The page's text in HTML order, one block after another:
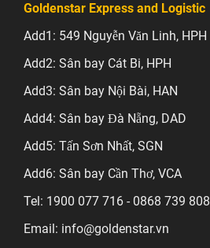
Goldenstar Express and Logistic
Add1: 549 Nguyễn Văn Linh, HPH
Add2: Sân bay Cát Bi, HPH
Add3: Sân bay Nội Bài, HAN
Add4: Sân bay Đà Nẵng, DAD
Add5: Tấn Sơn Nhất, SGN
Add6: Sân bay Cần Thơ, VCA
Tel: 1900 077 716 - 0868 739 808
Email: info@goldenstar.vn